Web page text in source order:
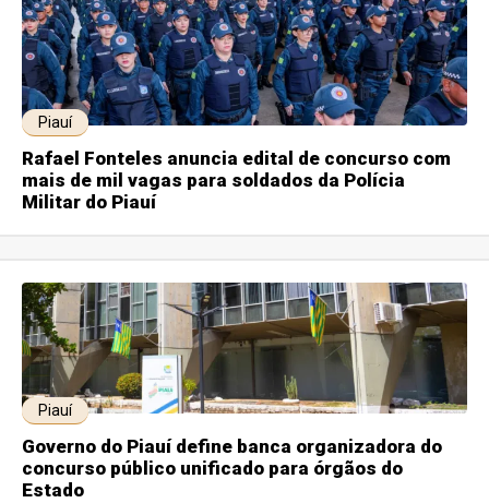
Piauí
Rafael Fonteles anuncia edital de concurso com
mais de mil vagas para soldados da Polícia
Militar do Piauí
Piauí
Governo do Piauí define banca organizadora do
concurso público unificado para órgãos do
Estado